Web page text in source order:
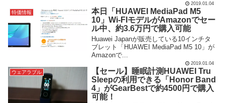
2019.01.04
特価情報
本日「HUAWEI MediaPad M5
10」Wi-FIモデルがAmazonでセー
ル中、約3.6万円で購入可能
Huawei Japanが販売している10インチタ
ブレット「HUAWEI MediaPad M5 10」が
Amazonで...
2019.01.04
ウェアラブル
【セール】睡眠計測HUAWEI Tru
Sleepの利用できる「Honor Band
4」がGearBestで約4500円で購入
可能！